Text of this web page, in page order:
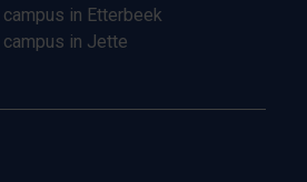
in Etterbeek
campus in Jette